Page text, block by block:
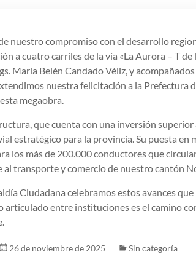
nuestro compromiso con el desarrollo
a cuatro carriles de la vía «La Aurora – T
María Belén Candado Véliz, y
nuestra felicitación a la Prefectura
megaobra.
que cuenta con una inversión
estratégico para la provincia. Su puesta en
los más de 200.000 conductores que
al transporte y comercio de nuestro cantón
Ciudadana celebramos estos avances
articulado entre instituciones es el camino
26 de noviembre de 2025 Sin categoría